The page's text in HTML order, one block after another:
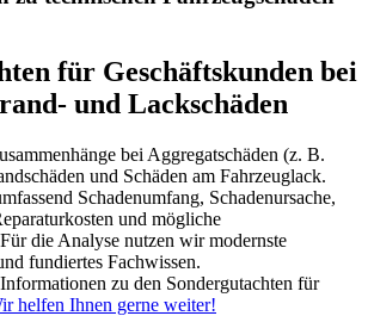
für Geschäftskunden bei
und Lackschäden
bei Aggregatschäden (z. B.
und Schäden am Fahrzeuglack.
Schadenumfang, Schadenursache,
und mögliche
die Analyse nutzen wir modernste
fundiertes Fachwissen.
zu den Sondergutachten für
helfen Ihnen gerne weiter!